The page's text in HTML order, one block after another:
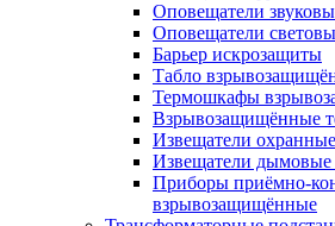
Оповещатели
Оповещатели
Барьер искрозащиты
Табло
Термошкафы
Взрывозащищённые
Извещатели
Извещатели
Приборы приёмно-
взрывозащищённые